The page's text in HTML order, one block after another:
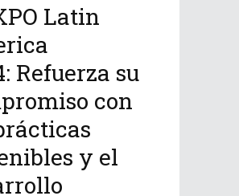
Latin
Refuerza su
con
y el